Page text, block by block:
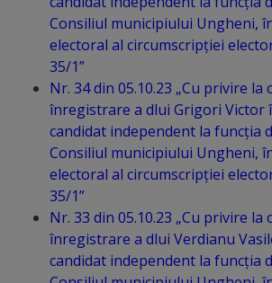
Orașul
în
imagini
Galerie
video
Galerii
foto
Consiliul municipiului Ungheni,
electoral al circumscripției
35/1”
Nr. 34 din 05.10.23 „Cu privire la
înregistrare a dlui Grigori Victor
candidat independent la funcția
Consiliul municipiului Ungheni,
electoral al circumscripției
35/1”
Nr. 33 din 05.10.23 „Cu privire la
înregistrare a dlui Verdianu
candidat independent la funcția